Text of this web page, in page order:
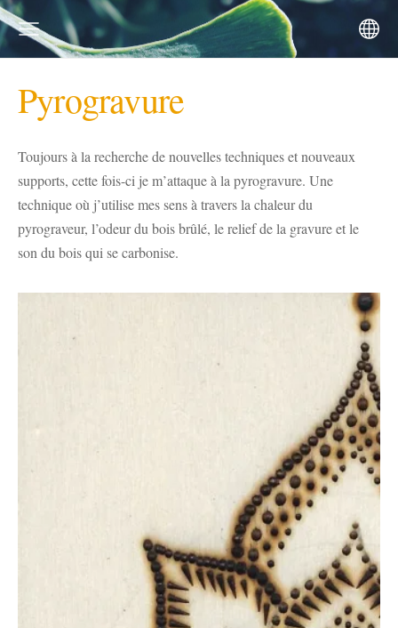
Pyrogravure
Toujours à la recherche de nouvelles techniques et nouveaux
supports, cette fois-ci je m’attaque à la pyrogravure. Une
technique où j’utilise mes sens à travers la chaleur du
pyrograveur, l’odeur du bois brûlé, le relief de la gravure et le
son du bois qui se carbonise.